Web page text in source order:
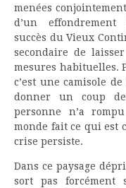
menées
d’un effondrement
succès du Vieux
secondaire de
mesures habituelles.
c’est une camisole
donner un coup
personne n’a
monde fait ce qui est
crise persiste.
Dans ce paysage
sort pas forcément